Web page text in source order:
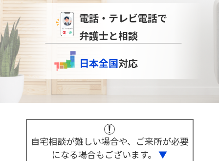
電話・テレビ電話で
弁護士と相談
日本全国対応
自宅相談が難しい場合や、ご来所が必要
になる場合もございます。 ▼